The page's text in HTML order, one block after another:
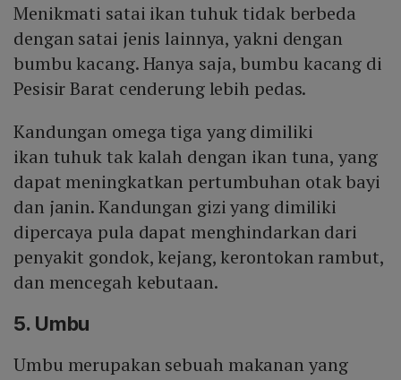
Menikmati satai ikan tuhuk tidak berbeda
dengan satai jenis lainnya, yakni dengan
bumbu kacang. Hanya saja, bumbu kacang di
Pesisir Barat cenderung lebih pedas.
Kandungan omega tiga yang dimiliki
ikan tuhuk tak kalah dengan ikan tuna, yang
dapat meningkatkan pertumbuhan otak bayi
dan janin. Kandungan gizi yang dimiliki
dipercaya pula dapat menghindarkan dari
penyakit gondok, kejang, kerontokan rambut,
dan mencegah kebutaan.
5. Umbu
Umbu merupakan sebuah makanan yang